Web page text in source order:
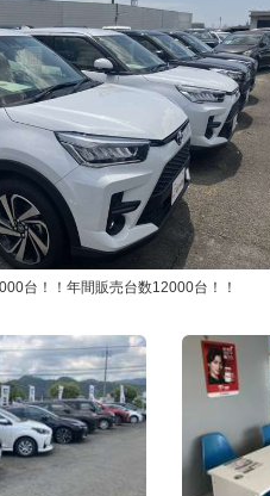
台！！年間販売台数12000台！！